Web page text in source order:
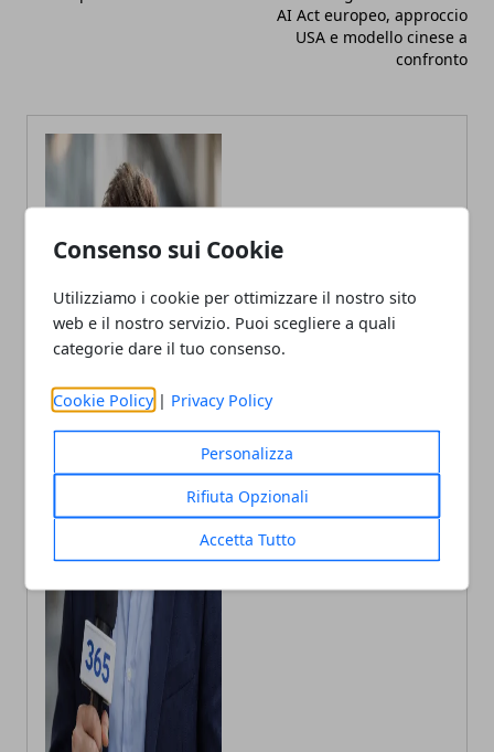
Consenso sui Cookie
Utilizziamo i cookie per ottimizzare il nostro sito
web e il nostro servizio. Puoi scegliere a quali
categorie dare il tuo consenso.
Cookie Policy | Privacy Policy
Personalizza
Rifiuta Opzionali
Accetta Tutto
AI Act europeo, approccio
USA e modello cinese a
confronto
Andrea Bianchi
Autore di articoli di attualità, casa e
tech porto in Italia le ultime novità.